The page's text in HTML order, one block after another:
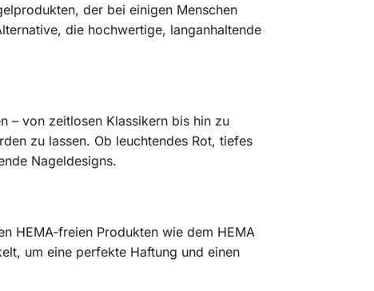
der bei einigen Menschen
die hochwertige, langanhaltende
– von zeitlosen Klassikern bis hin zu
zu lassen. Ob leuchtendes Rot, tiefes
Nageldesigns.
HEMA-freien Produkten wie dem HEMA
um eine perfekte Haftung und einen